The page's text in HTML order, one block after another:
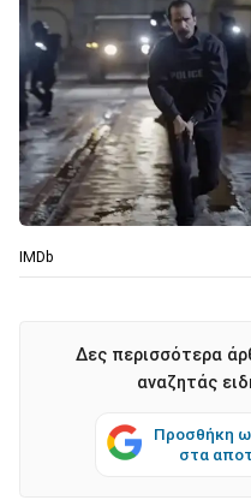
IMDb
Δες περισσότερα
αναζητάς
Προσθήκη
στα